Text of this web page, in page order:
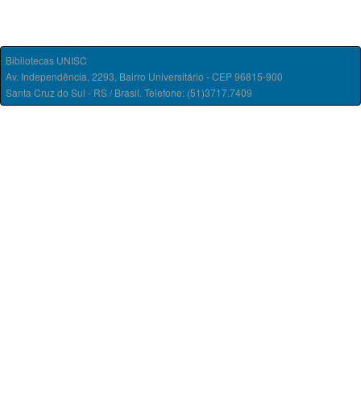
Bibliotecas UNISC
Av. Independência, 2293, Bairro Universitário - CEP 96815-900
Santa Cruz do Sul - RS / Brasil. Telefone: (51)3717.7409